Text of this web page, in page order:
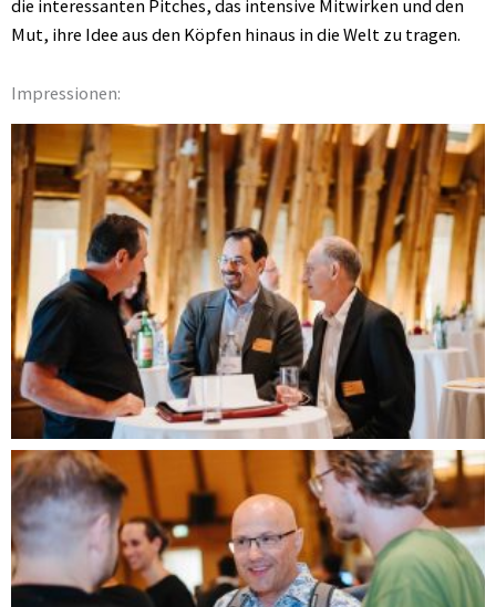
die interessanten Pitches, das intensive Mitwirken und den
Mut, ihre Idee aus den Köpfen hinaus in die Welt zu tragen.
Impressionen: